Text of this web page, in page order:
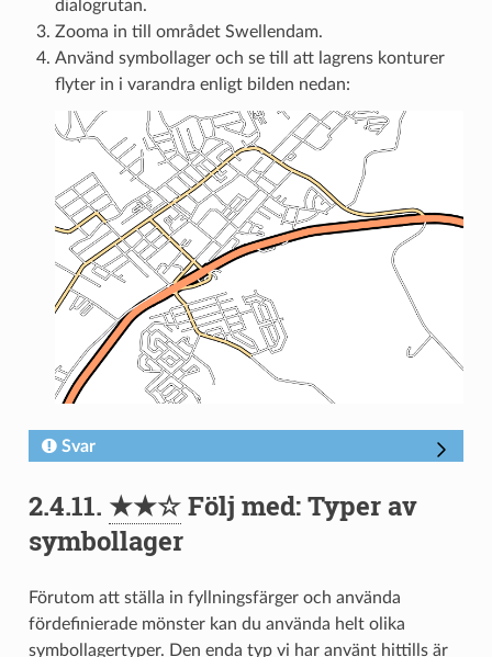
dialogrutan.
Zooma in till området Swellendam.
Använd symbollager och se till att lagrens konturer
flyter in i varandra enligt bilden nedan:
Svar
2.4.11. ★★☆Följ med: Typer av
symbollager
Förutom att ställa in fyllningsfärger och använda
fördefinierade mönster kan du använda helt olika
symbollagertyper. Den enda typ vi har använt hittills är